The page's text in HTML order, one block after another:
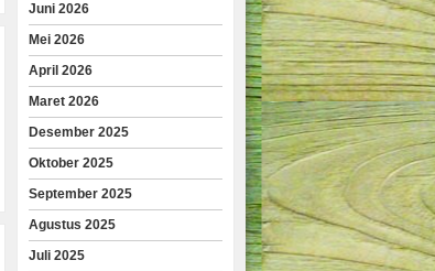
Juni 2026
Mei 2026
April 2026
Maret 2026
Desember 2025
Oktober 2025
September 2025
Agustus 2025
Juli 2025